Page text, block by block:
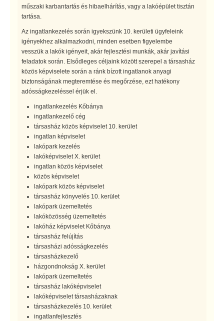
műszaki karbantartás és hibaelhárítás, vagy a lakóépület tisztán
tartása.
Az ingatlankezelés során igyekszünk 10. kerületi ügyfeleink
igényekhez alkalmazkodni, minden esetben figyelembe
vesszük a lakók igényeit, akár fejlesztési munkák, akár javítási
feladatok során. Elsődleges céljaink között szerepel a társasház
közös képviselete során a ránk bízott ingatlanok anyagi
biztonságának megteremtése és megőrzése, ezt hatékony
adósságkezeléssel érjük el.
ingatlankezelés Kőbánya
ingatlankezelő cég
társasház közös képviselet 10. kerület
ingatlan képviselet
lakópark kezelés
lakóképviselet X. kerület
ingatlan közös képviselet
közös képviselet
lakópark közös képviselet
társasház könyvelés 10. kerület
lakópark üzemeltetés
lakóközösség üzemeltetés
lakóház képviselet Kőbánya
társasház felújítás
társasházi adósságkezelés
társasházkezelő
házgondnokság X. kerület
lakópark üzemeltetés
társasház lakóképviselet
lakóképviselet társasházaknak
társasházkezelés 10. kerület
ingatlanfejlesztés